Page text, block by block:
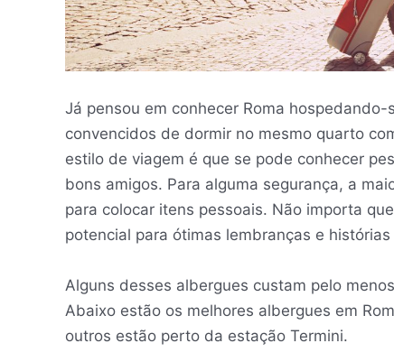
Já pensou em conhecer Roma
convencidos de dormir no mesmo quarto
estilo de viagem é que se pode conhecer
bons amigos. Para alguma segurança, a
para colocar itens pessoais. Não importa
potencial para ótimas lembranças e
Alguns desses albergues custam pelo
Abaixo estão os melhores albergues em
outros estão perto da estação Termini.